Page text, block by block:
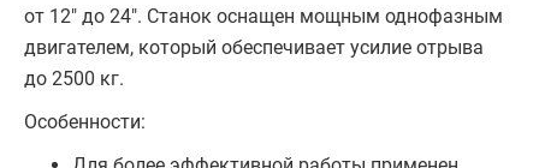
от 12" до 24". Станок оснащен мощным однофазным
двигателем, который обеспечивает усилие отрыва
до 2500 кг.
Особенности: